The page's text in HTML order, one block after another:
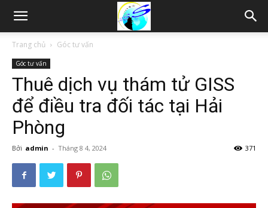
Thám
Phòng,
Trang chủ Góc tư vấn
Góc tư vấn
Thuê dịch vụ thám tử GISS
để điều tra đối tác tại Hải
Phòng
Bởi admin - Tháng 8 4, 2024 371